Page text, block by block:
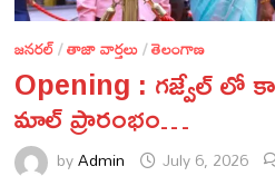
జనరల్/తాజా వార్తలు/తెలంగాణ
Opening : గజ్వేల్ లో
మాల్ ప్రారంభం…
byAdmin July 6, 2026